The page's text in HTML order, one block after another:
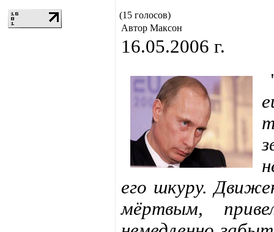
(15 голосов)
Автор Максон
16.05.2006 г.
его шкуру.
мёртвым,